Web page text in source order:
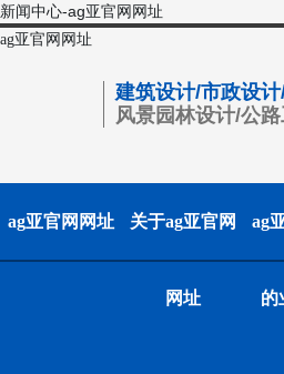
新闻中心-ag亚官网网址
ag亚官网网址
建筑设计/市政设
风景园林设计/公
ag亚官网网址 关于ag亚官网
网址
ag
的